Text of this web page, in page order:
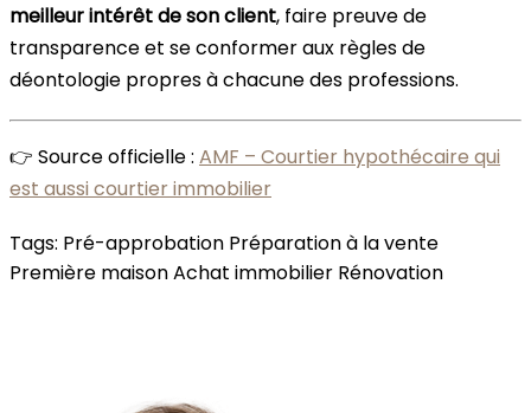
meilleur intérêt de son client, faire preuve de
transparence et se conformer aux règles de
déontologie propres à chacune des professions.
👉 Source officielle : AMF – Courtier hypothécaire qui
est aussi courtier immobilier
Tags: Pré-approbation Préparation à la vente
Première maisonAchat immobilier Rénovation